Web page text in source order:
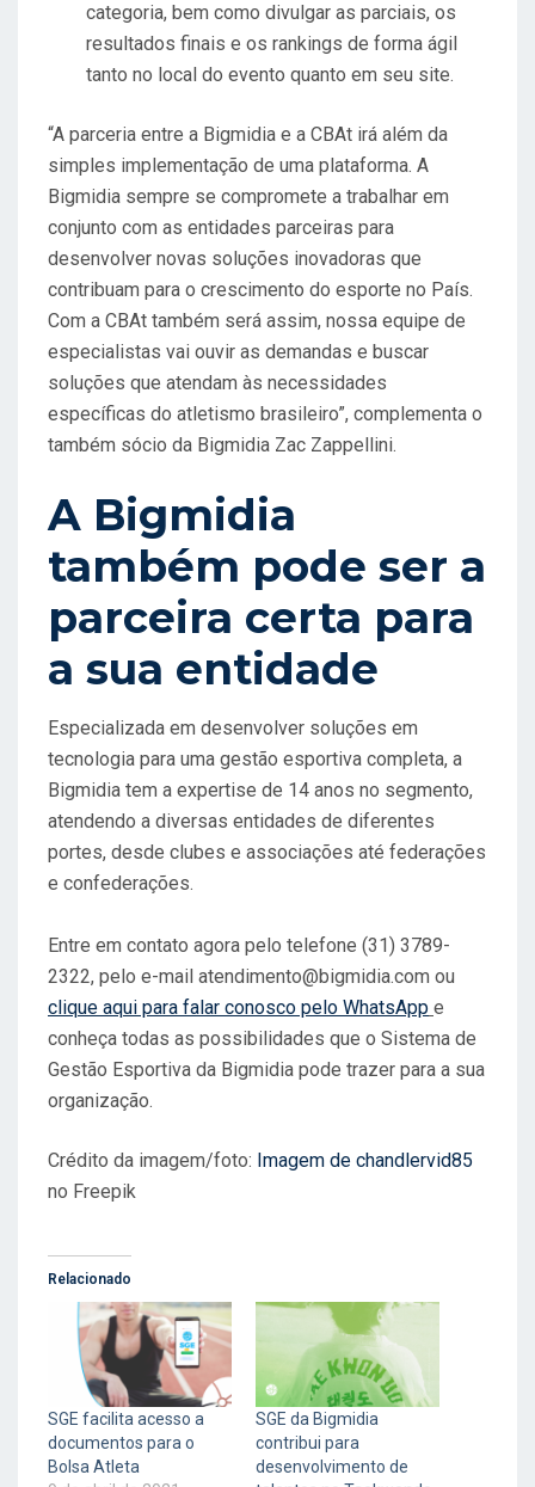
categoria, bem como divulgar as parciais, os
resultados finais e os rankings de forma ágil
tanto no local do evento quanto em seu site.
“A parceria entre a Bigmidia e a CBAt irá além da
simples implementação de uma plataforma. A
Bigmidia sempre se compromete a trabalhar em
conjunto com as entidades parceiras para
desenvolver novas soluções inovadoras que
contribuam para o crescimento do esporte no País.
Com a CBAt também será assim, nossa equipe de
especialistas vai ouvir as demandas e buscar
soluções que atendam às necessidades
específicas do atletismo brasileiro”, complementa o
também sócio da Bigmidia Zac Zappellini.
A Bigmidia
também pode ser a
parceira certa para
a sua entidade
Especializada em desenvolver soluções em
tecnologia para uma gestão esportiva completa, a
Bigmidia tem a expertise de 14 anos no segmento,
atendendo a diversas entidades de diferentes
portes, desde clubes e associações até federações
e confederações.
Entre em contato agora pelo telefone (31) 3789-
2322, pelo e-mail atendimento@bigmidia.com ou
clique aqui para falar conosco pelo WhatsApp e
conheça todas as possibilidades que o Sistema de
Gestão Esportiva da Bigmidia pode trazer para a sua
organização.
Crédito da imagem/foto: Imagem de chandlervid85
no Freepik
Relacionado
SGE facilita acesso a
documentos para o
Bolsa Atleta
SGE da Bigmidia
contribui para
desenvolvimento de